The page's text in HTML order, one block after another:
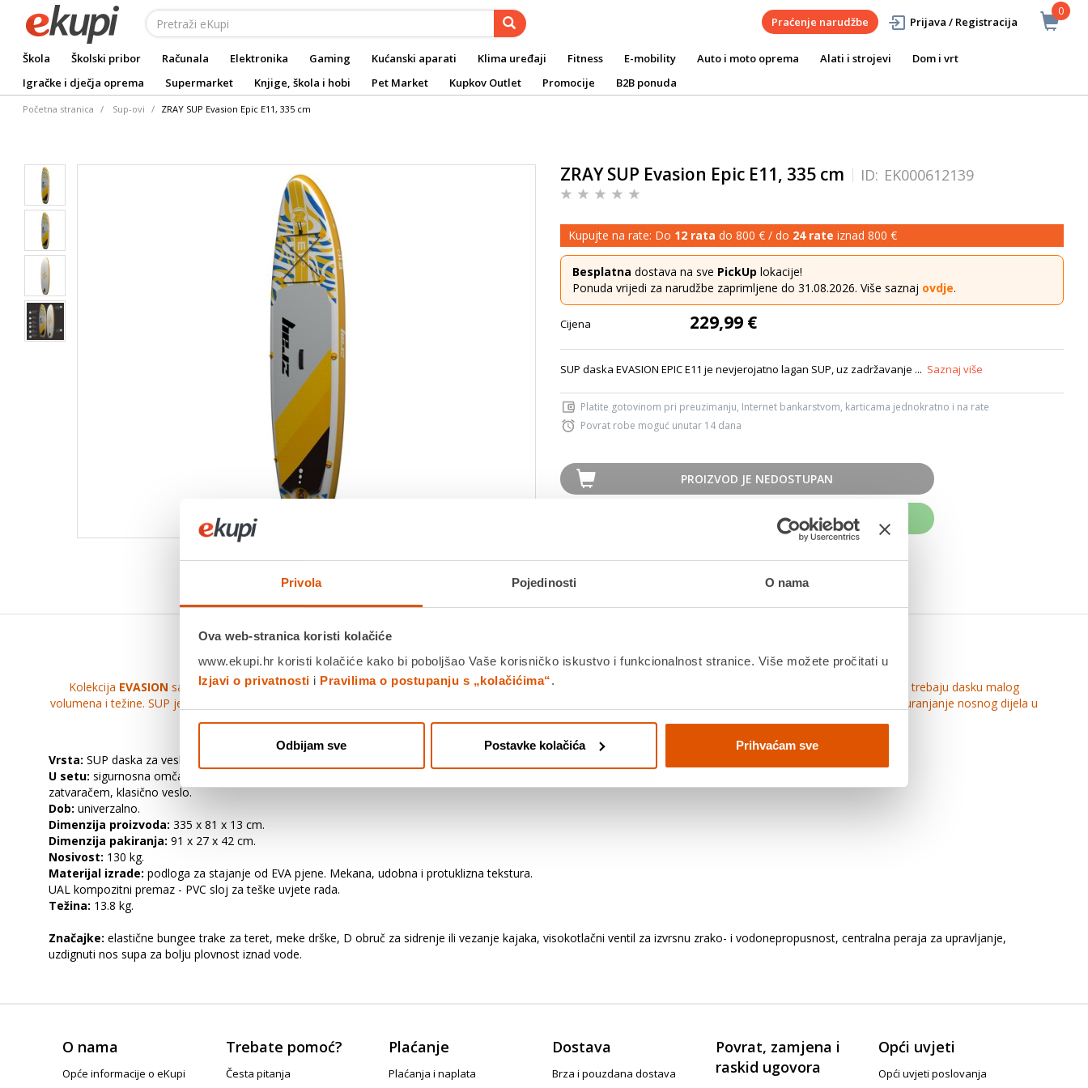
Privola Pojedinosti O nama
Ova web-stranica koristi kolačiće
www.ekupi.hr koristi kolačiće kako bi poboljšao Vaše korisničko iskustvo i funkcionalnost stranice. Više možete pročitati u
Izjavi o privatnosti i Pravilima o postupanju s „kolačićima“.
Odbijam sve Postavke kolačića Prihvaćam sve
0
Praćenje narudžbe Prijava / Registracija
Škola Školski pribor Računala Elektronika Gaming Kućanski aparati Klima uređaji Fitness E-mobility Auto i moto oprema Alati i strojevi
Dom i vrt
Igračke i dječja oprema
Supermarket Knjige, škola i hobi Pet Market Kupkov Outlet Promocije B2B ponuda
Početna stranica Sup-ovi ZRAY SUP Evasion Epic E11, 335 cm
ZRAY SUP Evasion Epic E11, 335 cm ID: EK000612139
Kupujte na rate: Do 12 rata do 800 € / do 24 rate iznad 800 €
Besplatna dostava na sve PickUp lokacije!
Ponuda vrijedi za narudžbe zaprimljene do 31.08.2026. Više saznaj ovdje.
Cijena 229,99 €
SUP daska EVASION EPIC E11 je nevjerojatno lagan SUP, uz zadržavanje ... Saznaj više
Platite gotovinom pri preuzimanju, Internet bankarstvom, karticama jednokratno i na rate
Povrat robe moguć unutar 14 dana
PROIZVOD JE NEDOSTUPAN
KUPITE ODMAH
SUP daska EVASION EPIC E11 je nevjerojatno lagan SUP, uz zadržavanje krutosti i optimalne plovnosti.
Kolekcija EVASION savršena je za učenje i opuštanje. Zabava zacijelu obitelj,bez obzira na godine i mogućnosti. Čvrst i stabilan oblik idealan je za supiste koji trebaju dasku malog
volumena i težine. SUP je uz to opremljen raznim praktičnim detaljima poput elastične trake za transport ili čuvanje stvari, uzdignut nos trupa sprječava preduboko uranjanje nosnog dijela u
vodu i mnoštvo drugepraktične opreme.
Vrsta: SUP daska za veslanje na napuhavanje.
U setu: sigurnosna omča za gležnjeve, ručna zračna pumpa, klasični ruksak sa zip
zatvaračem, klasično veslo.
Dob: univerzalno.
Dimenzija proizvoda: 335 x 81 x 13 cm.
Dimenzija pakiranja: 91 x 27 x 42 cm.
Nosivost: 130 kg.
Materijal izrade: podloga za stajanje od EVA pjene. Mekana, udobna i protuklizna tekstura.
UAL kompozitni premaz - PVC sloj za teške uvjete rada.
Težina: 13.8 kg.
Značajke: elastične bungee trake za teret, meke drške, D obruč za sidrenje ili vezanje kajaka, visokotlačni ventil za izvrsnu zrako- i vodonepropusnost, centralna peraja za upravljanje,
uzdignuti nos supa za bolju plovnost iznad vode.
O nama
Opće informacije o eKupi
Trebate pomoć?
Česta pitanja
Plaćanje
Plaćanja i naplata
Dostava
Brza i pouzdana dostava
Povrat, zamjena i
raskid ugovora
Opći uvjeti
Opći uvjeti poslovanja